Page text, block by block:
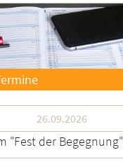
26.09.2026
"Fest der Begegnung"